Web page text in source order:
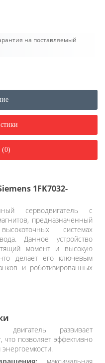
на поставляемый
(0)
1FK7032-
серводвигатель с
предназначенный
системах
Данное устройство
момент и высокую
делает его ключевым
и роботизированных
двигатель развивает
позволяет эффективно